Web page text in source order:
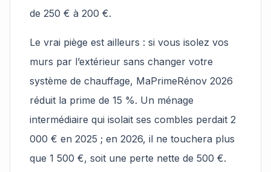
de 250 € à 200 €.
Le vrai piège est ailleurs : si vous isolez vos
murs par l’extérieur sans changer votre
système de chauffage, MaPrimeRénov 2026
réduit la prime de 15 %. Un ménage
intermédiaire qui isolait ses combles perdait 2
000 € en 2025 ; en 2026, il ne touchera plus
que 1 500 €, soit une perte nette de 500 €.